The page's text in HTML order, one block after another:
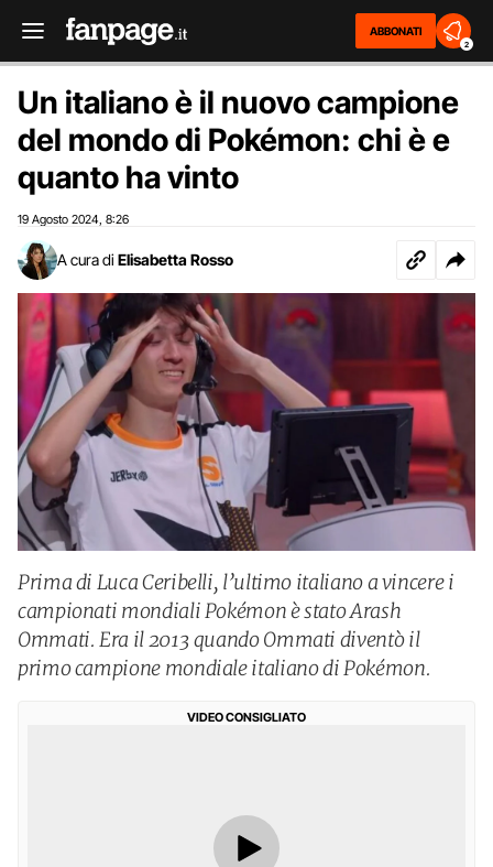
ABBONATI
2
Un italiano è il nuovo campione
del mondo di Pokémon: chi è e
quanto ha vinto
19 Agosto 2024 8:26
A cura di Elisabetta Rosso
Prima di Luca Ceribelli, l’ultimo italiano a vincere i
campionati mondiali Pokémon è stato Arash
Ommati. Era il 2013 quando Ommati diventò il
primo campione mondiale italiano di Pokémon.
VIDEO CONSIGLIATO